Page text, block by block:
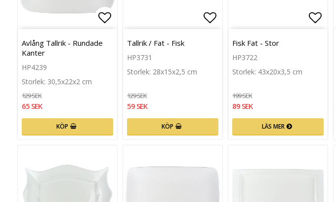
Lägg till i favoritlistan
Avlång Tallrik - Rundade
Kanter
HP4239
Storlek: 30,5x22x2 cm
129 SEK
65 SEK
KÖP
Lägg till i favoritlistan
Tallrik / Fat - Fisk
HP3731
Storlek: 28x15x2,5 cm
129 SEK
59 SEK
KÖP
Fisk Fat - Stor
HP3722
Storlek: 43x20x3,5 cm
199 SEK
89 SEK
LÄS MER